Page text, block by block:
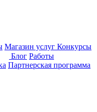
Магазин услуг Конкурсы
Блог Работы
Партнерская программа